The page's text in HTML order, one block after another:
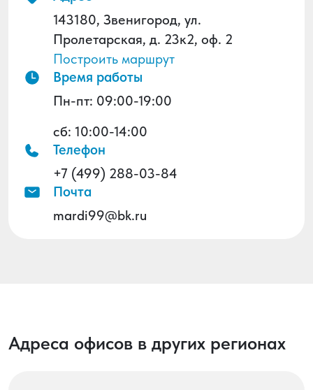
143180, Звенигород, ул.
Пролетарская, д. 23к2, оф. 2
Построить маршрут
Время работы
Пн-пт: 09:00-19:00
сб: 10:00-14:00
Телефон
+7 (499) 288-03-84
Почта
mardi99@bk.ru
Адреса офисов в других регионах